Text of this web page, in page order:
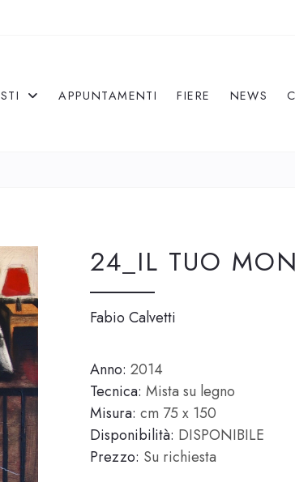
APPUNTAMENTI FIERE NEWS
24_IL TUO
Fabio Calvetti
Anno: 2014
Tecnica: Mista su legno
Misura: cm 75 x 150
Disponibilità: DISPONIBILE
Prezzo: Su richiesta